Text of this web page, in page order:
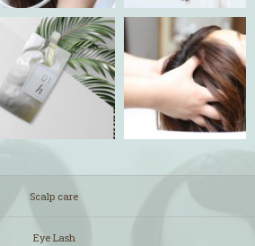
Scalp care
Eye Lash